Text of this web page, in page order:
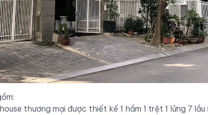
thương mại được thiết kế 1 hầm 1 trệt 1 lửng 7